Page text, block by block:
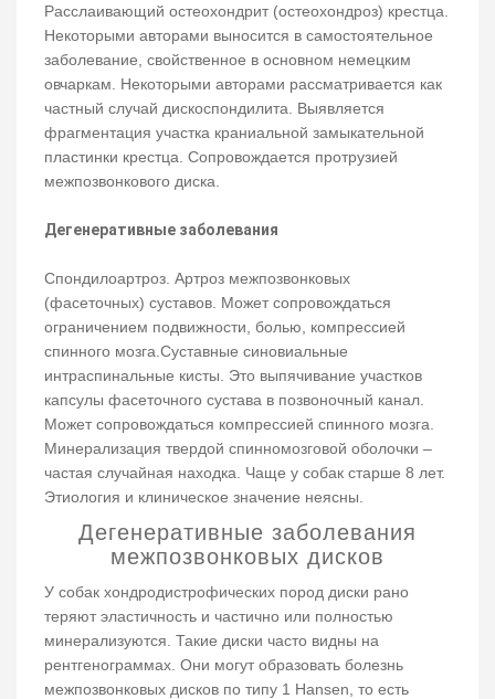
Расслаивающий остеохондрит (остеохондроз) крестца.
Некоторыми авторами выносится в самостоятельное
заболевание, свойственное в основном немецким
овчаркам. Некоторыми авторами рассматривается как
частный случай дискоспондилита. Выявляется
фрагментация участка краниальной замыкательной
пластинки крестца. Сопровождается протрузией
межпозвонкового диска.
Дегенеративные заболевания
Спондилоартроз. Артроз межпозвонковых
(фасеточных) суставов. Может сопровождаться
ограничением подвижности, болью, компрессией
спинного мозга.Суставные синовиальные
интраспинальные кисты. Это выпячивание участков
капсулы фасеточного сустава в позвоночный канал.
Может сопровождаться компрессией спинного мозга.
Минерализация твердой спинномозговой оболочки –
частая случайная находка. Чаще у собак старше 8 лет.
Этиология и клиническое значение неясны.
Дегенеративные заболевания
межпозвонковых дисков
У собак хондродистрофических пород диски рано
теряют эластичность и частично или полностью
минерализуются. Такие диски часто видны на
рентгенограммах. Они могут образовать болезнь
межпозвонковых дисков по типу 1 Hansen, то есть